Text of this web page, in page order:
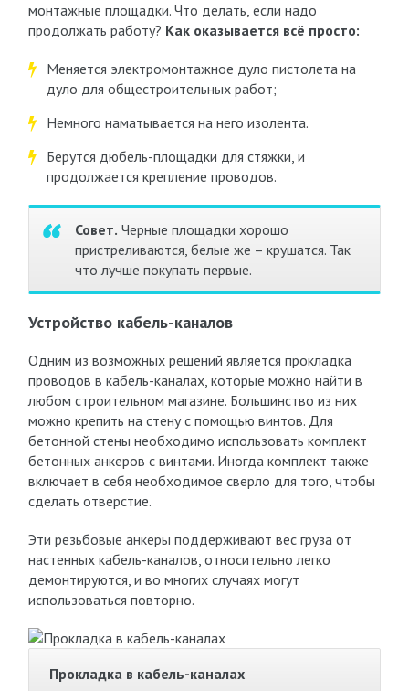
монтажные площадки. Что делать, если надо
продолжать работу? Как оказывается всё просто:
Меняется электромонтажное дуло пистолета на
дуло для общестроительных работ;
Немного наматывается на него изолента.
Берутся дюбель-площадки для стяжки, и
продолжается крепление проводов.
Совет. Черные площадки хорошо
пристреливаются, белые же – крушатся. Так
что лучше покупать первые.
Устройство кабель-каналов
Одним из возможных решений является прокладка
проводов в кабель-каналах, которые можно найти в
любом строительном магазине. Большинство из них
можно крепить на стену с помощью винтов. Для
бетонной стены необходимо использовать комплект
бетонных анкеров с винтами. Иногда комплект также
включает в себя необходимое сверло для того, чтобы
сделать отверстие.
Эти резьбовые анкеры поддерживают вес груза от
настенных кабель-каналов, относительно легко
демонтируются, и во многих случаях могут
использоваться повторно.
Прокладка в кабель-каналах